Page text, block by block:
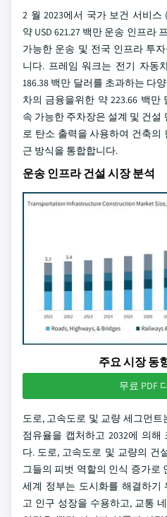
2 월 2023에서 국가 보건 서비스
약 USD 621.27 백만 운송 인프라
가능한 운송 및 전국 인프라 투
니다. 프레임 워크는 전기 자동
186.38 백만 달러를 초과하는 다
차의 금융을위한 약 223.66 백만
속 가능한 주차장은 설계 및 건설
로 탄소 출력을 사용하여 건축의
근 방식을 통합합니다.
운송 인프라 건설 시장 분석
주요 시장 동
무료 PDF
도로, 고속도로 및 교량 세그먼트
점유율을 캡처하고 2032에 의
다. 도로, 고속도로 및 교량의 건
그들의 피벗 역할의 인식 증가로
세계 정부는 도시화를 해결하기
고 인구 성장을 수용하고, 교통